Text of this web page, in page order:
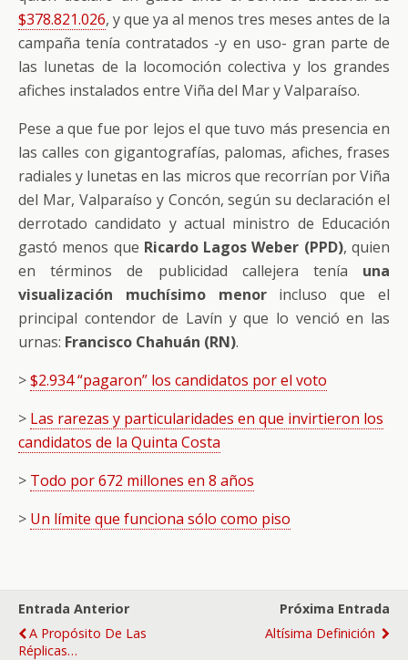
$378.821.026, y que ya al menos tres meses antes de la
campaña tenía contratados -y en uso- gran parte de
las lunetas de la locomoción colectiva y los grandes
afiches instalados entre Viña del Mar y Valparaíso.
Pese a que fue por lejos el que tuvo más presencia en
las calles con gigantografías, palomas, afiches, frases
radiales y lunetas en las micros que recorrían por Viña
del Mar, Valparaíso y Concón, según su declaración el
derrotado candidato y actual ministro de Educación
gastó menos que Ricardo Lagos Weber (PPD), quien
en términos de publicidad callejera tenía una
visualización muchísimo menorincluso que el
principal contendor de Lavín y que lo venció en las
urnas: Francisco Chahuán (RN).
>$2.934 “pagaron” los candidatos por el voto
> Las rarezas y particularidades en que invirtieron los
candidatos de la Quinta Costa
> Todo por 672 millones en 8 años
> Un límite que funciona sólo como piso
Entrada Anterior
A Propósito De Las
Réplicas…
Próxima Entrada
Altísima Definición